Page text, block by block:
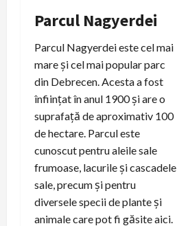
Parcul Nagyerdei
Parcul Nagyerdei este cel mai
mare și cel mai popular parc
din Debrecen. Acesta a fost
înființat în anul 1900 și are o
suprafață de aproximativ 100
de hectare. Parcul este
cunoscut pentru aleile sale
frumoase, lacurile și cascadele
sale, precum și pentru
diversele specii de plante și
animale care pot fi găsite aici.